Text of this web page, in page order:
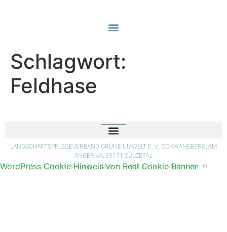
Schlagwort:
Feldhase
LANDSCHAFTSPFLEGEVERBAND GRÜNE UMWELT E. V., SCHWANEBERG, AM
ANGER 4A, 39171 SÜLZETAL
2009 – 2026 © LPV GRÜNE UMWELT – ALLE RECHTE VORBEHALTEN
WordPress Cookie Hinweis von Real Cookie Banner